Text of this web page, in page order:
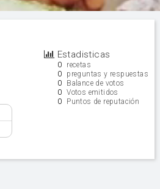
Estadisticas
0 recetas
0 preguntas y respuestas
0 Balance de votos
0 Votos emitidos
0 Puntos de reputación